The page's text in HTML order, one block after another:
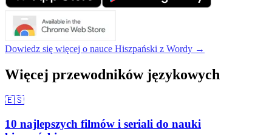
Dowiedz się więcej o nauce Hiszpański z Wordy →
Więcej przewodników językowych
🇪🇸
10 najlepszych filmów i seriali do nauki